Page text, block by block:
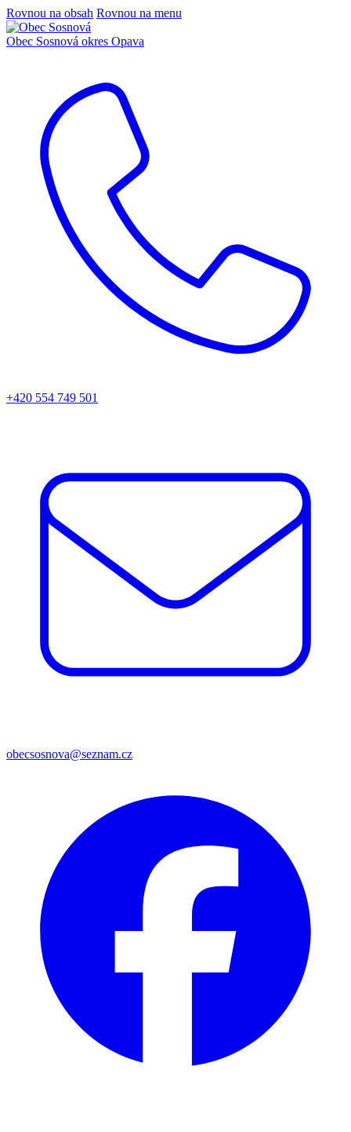
Rovnou na obsah Rovnou na menu
Obec Sosnová okres Opava
+420 554 749 501
obecsosnova@seznam.cz